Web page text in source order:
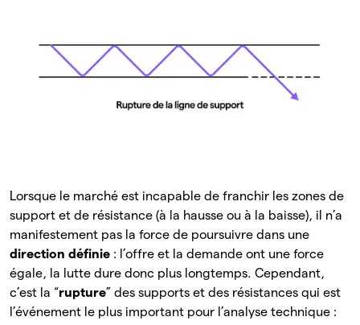
Lorsque le marché est incapable de franchir les zones de
support et de résistance (à la hausse ou à la baisse), il n’a
manifestement pas la force de poursuivre dans une
direction définie : l’offre et la demande ont une force
égale, la lutte dure donc plus longtemps. Cependant,
c’est la “rupture” des supports et des résistances qui est
l’événement le plus important pour l’analyse technique :